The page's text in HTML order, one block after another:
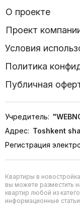
О проекте
Проект
Условия
Политика
Публичная
Учредитель:
Адрес: Toshkent
Регистрация
Квартиры в
вы можете разместить
квартир любой из
информационные